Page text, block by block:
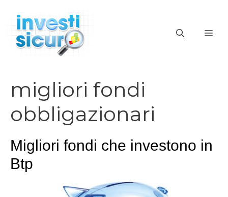
contenuto
migliori fondi
obbligazionari
Migliori fondi che investono in
Btp